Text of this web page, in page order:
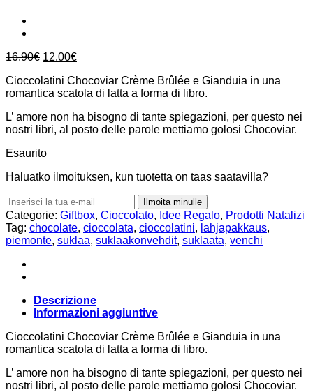
16.90€ Il
originale
era:
12.00€Il
attuale
è:
Cioccolatini Chocoviar Crème Brûlée e Gianduia in una
romantica scatola di latta a forma di libro.
L’ amore non ha bisogno di tante spiegazioni, per questo nei
nostri libri, al posto delle parole mettiamo golosi Chocoviar.
Esaurito
Haluatko ilmoituksen, kun tuotetta on taas saatavilla?
Ilmoita minulle
Categorie: Giftbox, Cioccolato, Idee Regalo, Prodotti Natalizi
Tag: chocolate, cioccolata, cioccolatini, lahjapakkaus,
piemonte, suklaa, suklaakonvehdit, suklaata, venchi
Descrizione
Informazioni aggiuntive
Cioccolatini Chocoviar Crème Brûlée e Gianduia in una
romantica scatola di latta a forma di libro.
L’ amore non ha bisogno di tante spiegazioni, per questo nei
nostri libri, al posto delle parole mettiamo golosi Chocoviar.